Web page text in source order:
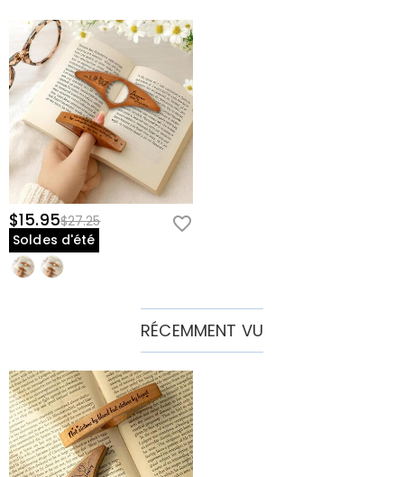
$15.95$27.25
Soldes d'été
RÉCEMMENT VU